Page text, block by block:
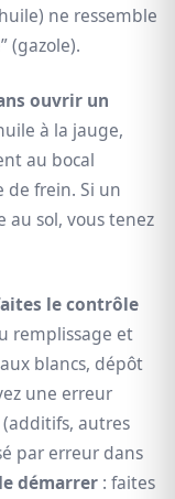
ne ressemble
(gazole).
ouvrir un
à la jauge,
au bocal
de frein. Si un
au sol, vous tenez
le contrôle
remplissage et
blancs, dépôt
une erreur
(additifs, autres
par erreur dans
démarrer : faites